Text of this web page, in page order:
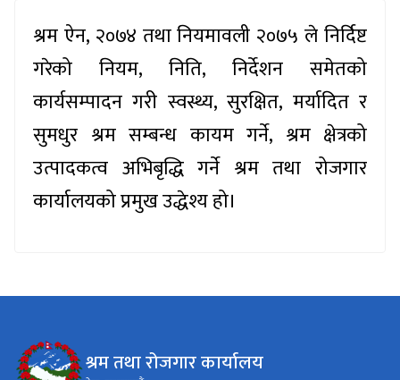
श्रम ऐन, २०७४ तथा नियमावली २०७५ ले निर्दिष्ट
गरेको नियम, निति, निर्देशन समेतको
कार्यसम्पादन गरी स्वस्थ्य, सुरक्षित, मर्यादित र
सुमधुर श्रम सम्बन्ध कायम गर्ने, श्रम क्षेत्रको
उत्पादकत्व अभिबृद्धि गर्ने श्रम तथा रोजगार
कार्यालयको प्रमुख उद्धेश्य हो।
श्रम तथा रोजगार कार्यालय